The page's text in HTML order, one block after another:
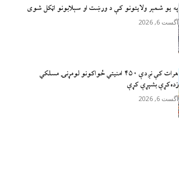
په یو شمېر ولایتونو کې د ورښت او سېلابونو اټکل شوی
آگست 6, 2026
هرات کې نږدې ۴۵۰ امنيتي ځواکونو لومړنۍ مسلکي
زده‌کړې بشپړې کړې
آگست 6, 2026